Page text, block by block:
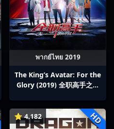
พากย์ไทย 2019
The King’s Avatar: For the
Glory (2019) 全职高手之巅
⭐ 4.182 HD